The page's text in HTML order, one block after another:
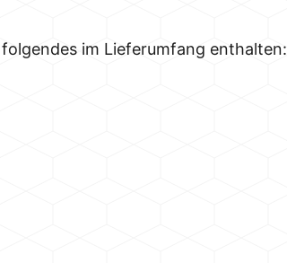
im Lieferumfang enthalten: